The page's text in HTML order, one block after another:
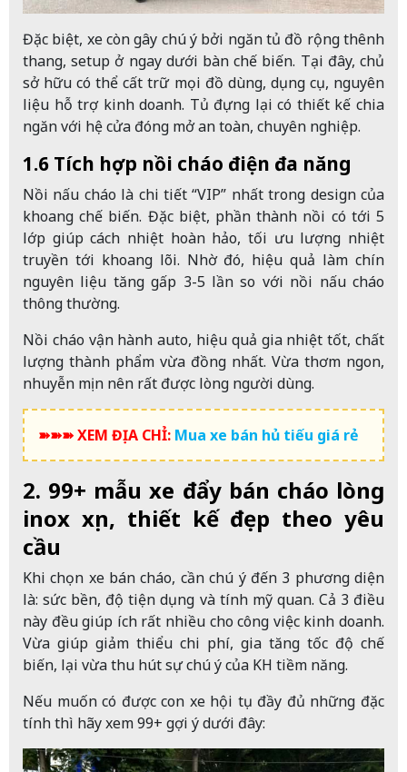
Đặc biệt, xe còn gây chú ý bởi ngăn tủ đồ rộng thênh
thang, setup ở ngay dưới bàn chế biến. Tại đây, chủ
sở hữu có thể cất trữ mọi đồ dùng, dụng cụ, nguyên
liệu hỗ trợ kinh doanh. Tủ đựng lại có thiết kế chia
ngăn với hệ cửa đóng mở an toàn, chuyên nghiệp.
1.6 Tích hợp nồi cháo điện đa năng
Nồi nấu cháo là chi tiết “VIP” nhất trong design của
khoang chế biến. Đặc biệt, phần thành nồi có tới 5
lớp giúp cách nhiệt hoàn hảo, tối ưu lượng nhiệt
truyền tới khoang lõi. Nhờ đó, hiệu quả làm chín
nguyên liệu tăng gấp 3-5 lần so với nồi nấu cháo
thông thường.
Nồi cháo vận hành auto, hiệu quả gia nhiệt tốt, chất
lượng thành phẩm vừa đồng nhất. Vừa thơm ngon,
nhuyễn mịn nên rất được lòng người dùng.
➽➽➽ XEM ĐỊA CHỈ: Mua xe bán hủ tiếu giá rẻ
2. 99+ mẫu xe đẩy bán cháo lòng
inox xịn, thiết kế đẹp theo yêu
cầu
Khi chọn xe bán cháo, cần chú ý đến 3 phương diện
là: sức bền, độ tiện dụng và tính mỹ quan. Cả 3 điều
này đều giúp ích rất nhiều cho công việc kinh doanh.
Vừa giúp giảm thiểu chi phí, gia tăng tốc độ chế
biến, lại vừa thu hút sự chú ý của KH tiềm năng.
Nếu muốn có được con xe hội tụ đầy đủ những đặc
tính thì hãy xem 99+ gợi ý dưới đây: